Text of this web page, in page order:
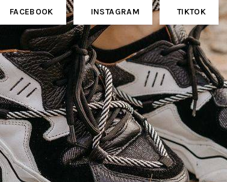
FACEBOOK INSTAGRAM TIKTOK